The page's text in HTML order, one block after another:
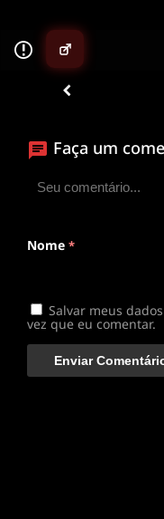
Clique
Faça um
Nome *
Salvar meus
vez que eu comentar.